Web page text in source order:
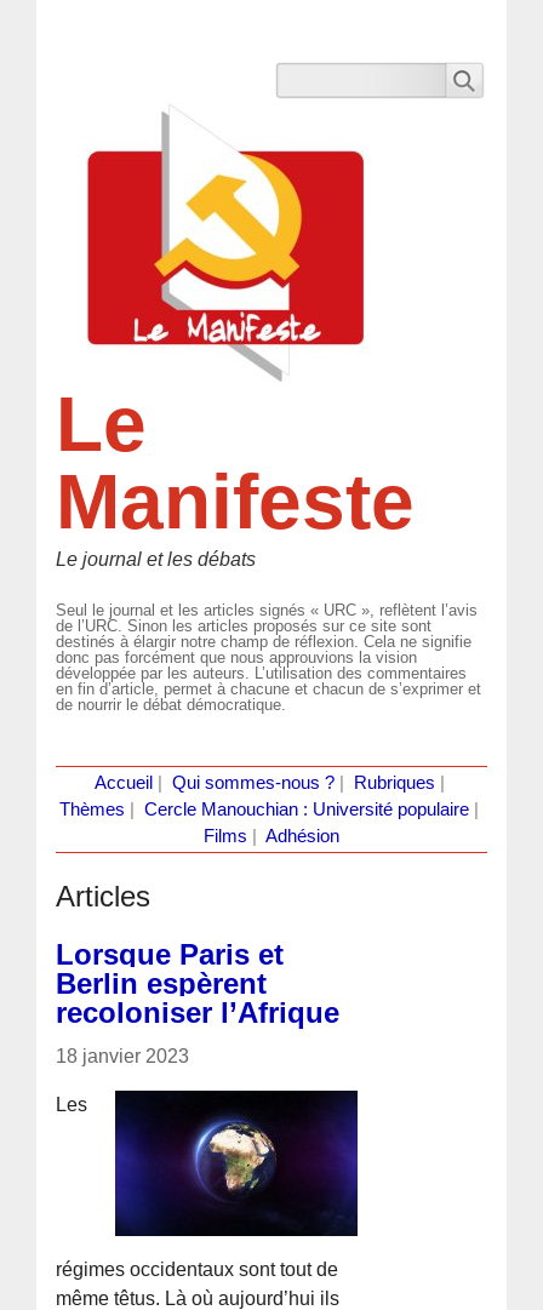
Le
Manifeste
Le journal et les débats
Seul le journal et les articles signés « URC », reflètent l’avis
de l’URC. Sinon les articles proposés sur ce site sont
destinés à élargir notre champ de réflexion. Cela ne signifie
donc pas forcément que nous approuvions la vision
développée par les auteurs. L’utilisation des commentaires
en fin d’article, permet à chacune et chacun de s’exprimer et
de nourrir le débat démocratique.
Accueil Qui sommes-nous ?| Rubriques
Thèmes
Cercle Manouchian : Université populaire
Films
Adhésion
Articles
Lorsque Paris et
Berlin espèrent
recoloniser l’Afrique
18 janvier 2023
Les
régimes occidentaux sont tout de
même têtus. Là où aujourd’hui ils